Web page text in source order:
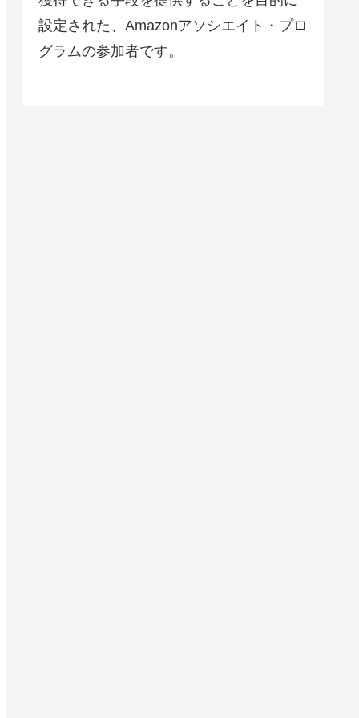
設定された、Amazonアソシエイト・プロ
グラムの参加者です。